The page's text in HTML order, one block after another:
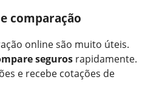
comparação
online são muito úteis.
seguros rapidamente.
e recebe cotações de